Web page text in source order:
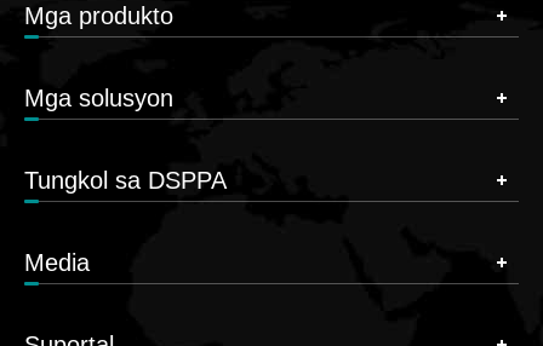
Mga produkto
Mga solusyon
Tungkol sa DSPPA
Media